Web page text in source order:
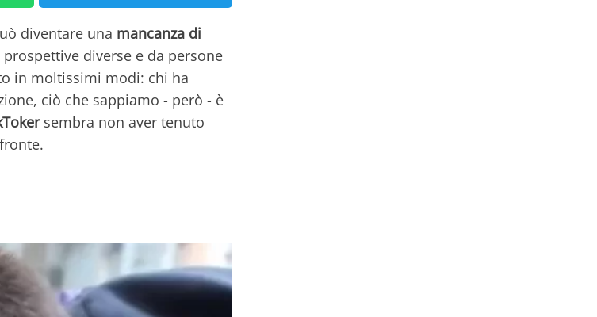
diventare una mancanza di
diverse e da persone
in moltissimi modi: chi ha
ciò che sappiamo - però - è
sembra non aver tenuto